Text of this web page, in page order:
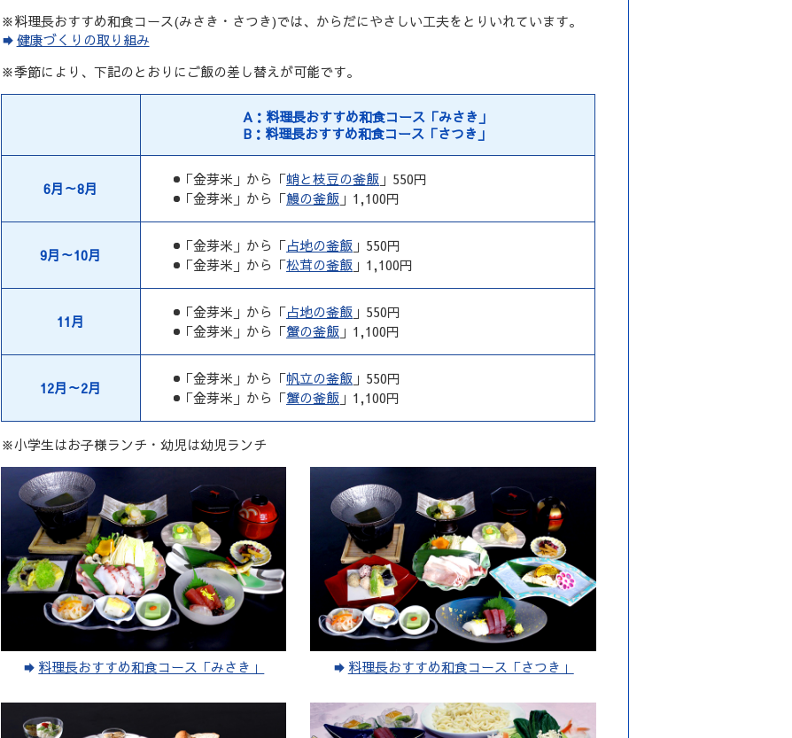
※料理長おすすめ和食コース(みさき・さつき)では、からだにやさしい工夫をとりいれています。
健康づくりの取り組み
※季節により、下記のとおりにご飯の差し替えが可能です。
A：料理長おすすめ和食コース 「みさき」
B：料理長おすすめ和食コース 「さつき」
6月～8月
「金芽米」から 「蛸と枝豆の釜飯 」550円
「金芽米」から 「鰻の釜飯 」1,100円
9月～10月
「金芽米」から 「占地の釜飯 」550円
「金芽米」から 「松茸の釜飯 」1,100円
11月
「金芽米」から 「占地の釜飯 」550円
「金芽米」から 「蟹の釜飯 」1,100円
12月～2月
「金芽米」から 「帆立の釜飯 」550円
「金芽米」から 「蟹の釜飯 」1,100円
※小学生はお子様ランチ・幼児は幼児ランチ
料理長おすすめ和食コース「みさき」 料理長おすすめ和食コース「さつき」